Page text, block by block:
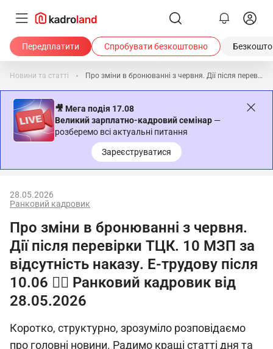
Передплатити Спробувати безкоштовно
Новини та статті Про зміни в бронюванні з червня. Дії після перевірки ТЦК. 10 МЗП за відсутність наказу. Е-трудову після 10.06 🙋‍♀️ Ранковий кадровик від 28.05.2026
🎥 Мега подія 17.08
Великий зарплатно-кадровий семінар —
розберемо всі актуальні питання
Зареєструватися
Ранковий кадровик
28.05.2026
Про зміни в бронюванні з червня.
Дії після перевірки ТЦК. 10 МЗП за
відсутність наказу. Е-трудову після
10.06 🙋‍♀️ Ранковий кадровик від
28.05.2026
Коротко, структурно, зрозуміло розповідаємо
про головні новини. Радимо кращі статті дня та